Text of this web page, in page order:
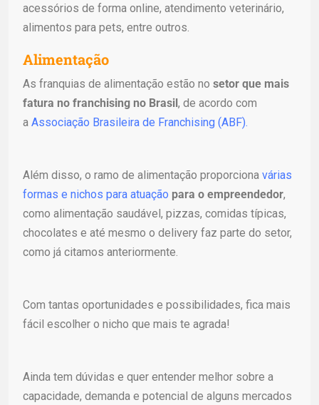
acessórios de forma online, atendimento veterinário,
alimentos para pets, entre outros.
Alimentação
As franquias de alimentação estão no setor que mais
fatura no franchising no Brasil, de acordo com
a Associação Brasileira de Franchising (ABF).
Além disso, o ramo de alimentação proporciona várias
formas e nichos para atuação para o empreendedor,
como alimentação saudável, pizzas, comidas típicas,
chocolates e até mesmo o delivery faz parte do setor,
como já citamos anteriormente.
Com tantas oportunidades e possibilidades, fica mais
fácil escolher o nicho que mais te agrada!
Ainda tem dúvidas e quer entender melhor sobre a
capacidade, demanda e potencial de alguns mercados